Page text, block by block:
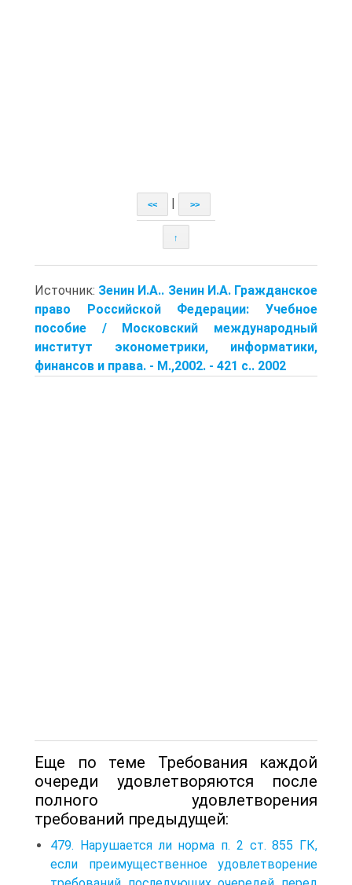
<< >>
↑
Источник: Зенин И.А.. Зенин И.А. Гражданское
право Российской Федерации: Учебное
пособие / Московский международный
институт эконометрики, информатики,
финансов и права. - М.,2002. - 421 с.. 2002
Еще по теме Требования каждой
очереди удовлетворяются после
полного удовлетворения
требований предыдущей:
479. Нарушается ли норма п. 2 ст. 855 ГК,
если преимущественное удовлетворение